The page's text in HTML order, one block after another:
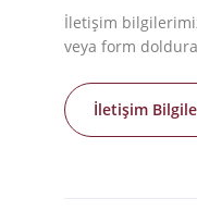
İletişim
veya form
İletişim